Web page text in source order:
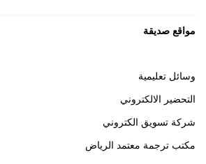
مواقع صديقة
وسائل تعليمية
التحضير الالكتروني
شركة تسويق الكتروني
مكتب ترجمة معتمد الرياض